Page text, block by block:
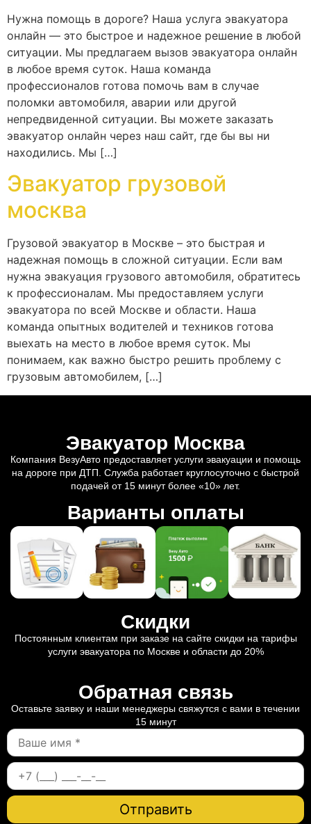
Нужна помощь в дороге? Наша услуга эвакуатора
онлайн — это быстрое и надежное решение в любой
ситуации. Мы предлагаем вызов эвакуатора онлайн
в любое время суток. Наша команда
профессионалов готова помочь вам в случае
поломки автомобиля, аварии или другой
непредвиденной ситуации. Вы можете заказать
эвакуатор онлайн через наш сайт, где бы вы ни
находились. Мы […]
Эвакуатор грузовой
москва
Грузовой эвакуатор в Москве – это быстрая и
надежная помощь в сложной ситуации. Если вам
нужна эвакуация грузового автомобиля, обратитесь
к профессионалам. Мы предоставляем услуги
эвакуатора по всей Москве и области. Наша
команда опытных водителей и техников готова
выехать на место в любое время суток. Мы
понимаем, как важно быстро решить проблему с
грузовым автомобилем, […]
Эвакуатор Москва
Компания ВезуАвто предоставляет услуги эвакуации и помощь
на дороге при ДТП. Служба работает круглосуточно с быстрой
подачей от 15 минут более «10» лет.
Варианты оплаты
Скидки
Постоянным клиентам при заказе на сайте скидки на тарифы
услуги эвакуатора по Москве и области до 20%
Обратная связь
Оставьте заявку и наши менеджеры свяжутся с вами в течении
15 минут